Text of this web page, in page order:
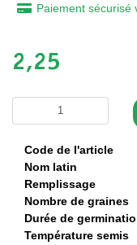
Paiement sécurisé
2,25
Code de l'article
Nom latin
Remplissage
Nombre de graines
Durée de
Température semis